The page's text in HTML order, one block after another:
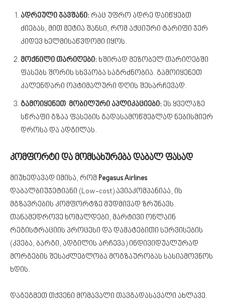
ადრეული ჯავშანი: რაც უფრო ადრე დაიწყებთ
ძიებას, მით მეტია შანსი, რომ აქციური ტარიფი ჯერ
კიდევ ხელმისაწვდომი იყოს.
მოქნილი თარიღები: ხშირად მეზობელ თარიღებში
ფასებს შორის სხვაობა საგრძნობია. გამოიყენეთ
კალენდარი ოპტიმალური დღის შესარჩევად.
გამოიყენეთ მობილური აპლიკაციები: ეს ყველაზე
სწრაფი გზაა ფასების გადასამოწმებლად ნებისმიერ
დროსა და ადგილას.
კომფორტი და მომსახურება დაბალ ფასად
მიუხედავად იმისა, რომ Pegasus Airlines
დაბალბიუჯეტიანი (Low-cost) ავიაკომპანიაა, ის
მგზავრების კომფორტზე მუდმივად ზრუნავს.
თანამედროვე ხომალდები, მარტივი ონლაინ
რეგისტრაციის პროცესი და დამატებითი სერვისების
(კვება, ბარგი, ადგილის არჩევა) ინდივიდუალურად
მორგების შესაძლებლობა მოგზაურობას სასიამოვნოს
ხდის.
დაგეგმეთ თქვენი მომავალი თავგადასავალი ახლავე.